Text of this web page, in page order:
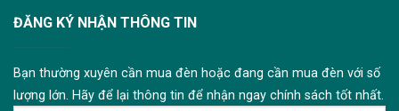
ĐĂNG KÝ NHẬN THÔNG TIN
Bạn thường xuyên cần mua đèn hoặc đang cần mua đèn với số
lượng lớn. Hãy để lại thông tin để nhận ngay chính sách tốt nhất.